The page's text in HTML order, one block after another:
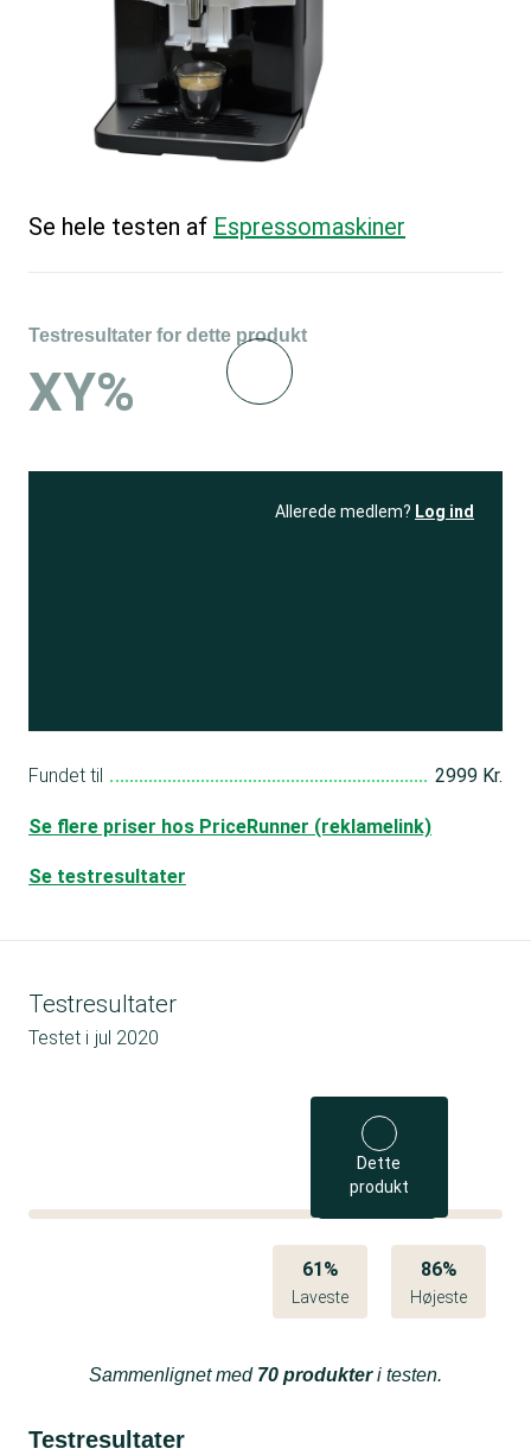
Se hele testen af Espressomaskiner
Testresultater for dette produkt
XY%
Allerede medlem? Log ind
Fundet til 2999 Kr.
Se flere priser hos PriceRunner (reklamelink)
Se testresultater
Testresultater
Testet i jul 2020
Dette
produkt
61%
Laveste
86%
Højeste
Sammenlignet med 70 produkteri testen.
Testresultater